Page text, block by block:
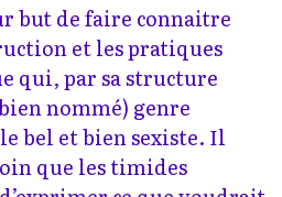
but de faire connaitre
et les pratiques
qui, par sa structure
nommé) genre
bel et bien sexiste. Il
que les timides